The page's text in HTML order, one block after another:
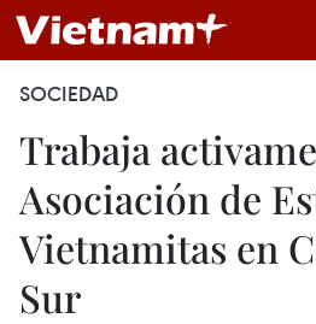
SOCIEDAD
Trabaja
Asociación de
Vietnamitas en
Sur